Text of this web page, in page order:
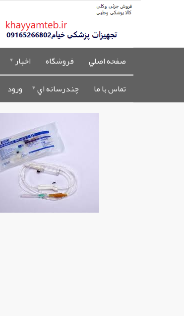
صفحه اصلي فروشگاه اخبار
تماس با ما
چندرسانه اي ورود